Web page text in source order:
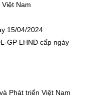
Nam
15/04/2024
GP LHNĐ cấp ngày
Phát triển Việt Nam